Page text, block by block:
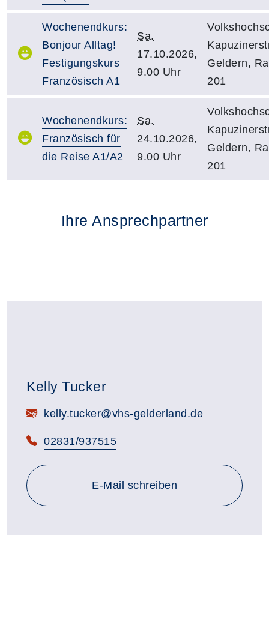
Wochenendkurs:
Bonjour Alltag!
Festigungskurs
Französisch A1
Sa.
17.10.2026,
9.00 Uhr
Geldern,
201
Wochenendkurs:
Französisch für
die Reise A1/A2
Sa.
24.10.2026,
9.00 Uhr
Geldern,
201
Ihre Ansprechpartner
Kelly Tucker
E-Mail:kelly.tucker@vhs-gelderland.de
Telefon:
02831/937515
E-Mail schreiben